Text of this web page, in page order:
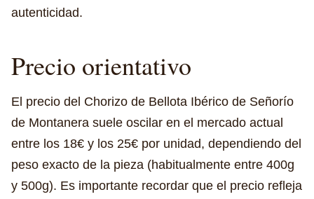
autenticidad.
Precio orientativo
El precio del Chorizo de Bellota Ibérico de Señorío
de Montanera suele oscilar en el mercado actual
entre los 18€ y los 25€ por unidad, dependiendo del
peso exacto de la pieza (habitualmente entre 400g
y 500g). Es importante recordar que el precio refleja